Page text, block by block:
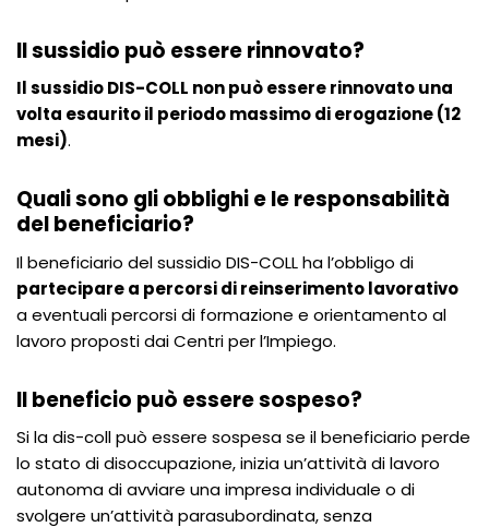
Il sussidio può essere rinnovato?
Il sussidio DIS-COLL non può essere rinnovato una
volta esaurito il periodo massimo di erogazione (12
mesi).
Quali sono gli obblighi e le responsabilità
del beneficiario?
Il beneficiario del sussidio DIS-COLL ha l’obbligo di
partecipare a percorsi di reinserimento lavorativo
a eventuali percorsi di formazione e orientamento al
lavoro proposti dai Centri per l’Impiego.
Il beneficio può essere sospeso?
Si la dis-coll può essere sospesa se il beneficiario perde
lo stato di disoccupazione, inizia un’attività di lavoro
autonoma di avviare una impresa individuale o di
svolgere un’attività parasubordinata, senza